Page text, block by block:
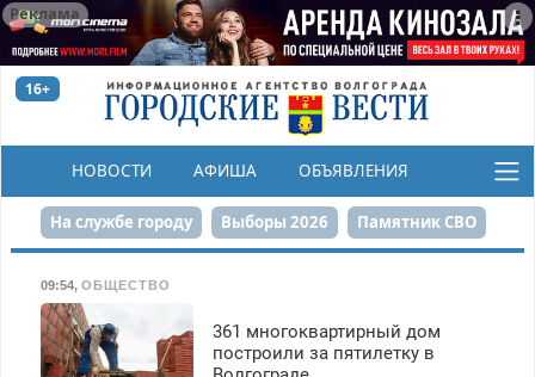
Реклама
16+
НОВОСТИ АФИША ОБЪЯВЛЕНИЯ
КОНКУРСЫ
На службе городу Выборы 2026 Памятник СВО
Набережная День Победы Реконструкция ЦПКиО
09:54, ОБЩЕСТВО
361 многоквартирный дом
построили за пятилетку в